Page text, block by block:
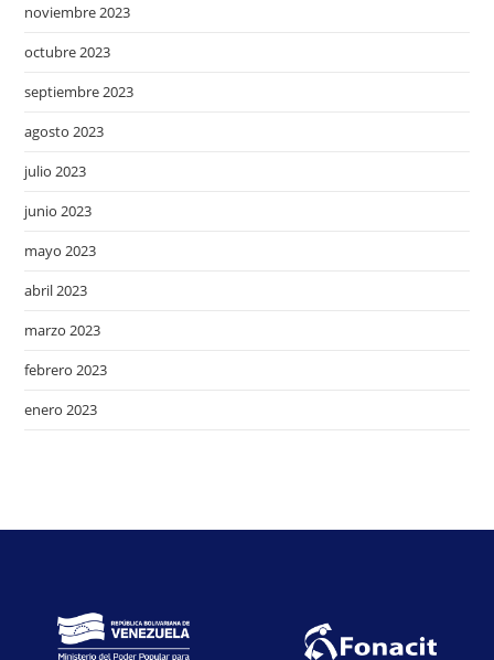
noviembre 2023
octubre 2023
septiembre 2023
agosto 2023
julio 2023
junio 2023
mayo 2023
abril 2023
marzo 2023
febrero 2023
enero 2023